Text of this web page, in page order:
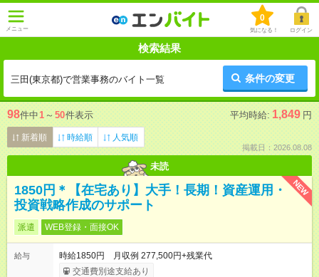
メニュー
0
気になる！ ログイン
検索結果
三田(東京都)で営業事務のバイト一覧 条件の変更
98件中1 ～ 50件表示 平均時給: 1,849 円
新着順 時給順 人気順
掲載日：2026.08.08
未読
NEW
1850円＊【在宅あり】大手！長期！資産運用・
投資戦略作成のサポート
派遣 WEB登録・面接OK
給与
時給1850円 月収例 277,500円+残業代
交通費別途支給あり